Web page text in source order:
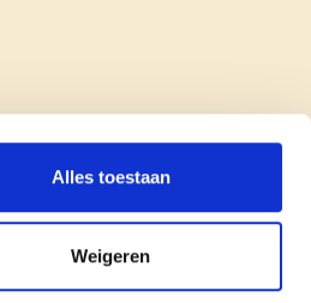
Alles toestaan
Weigeren